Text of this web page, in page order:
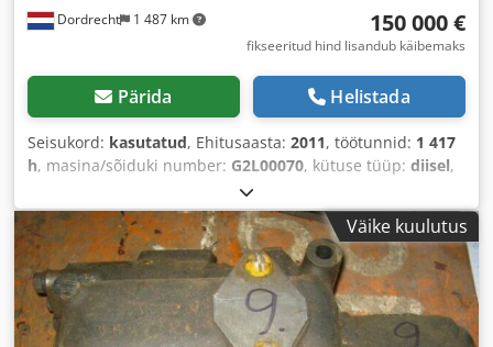
Dordrecht 1 487 km 150 000 €
fikseeritud hind lisandub käibemaks
Pärida Helistada
Seisukord: kasutatud, Ehitusaasta: 2011, töötunnid: 1 417
h, masina/sõiduki number: G2L00070, kütuse tüüp: diisel,
Caterpillar 3512
Väike kuulutus